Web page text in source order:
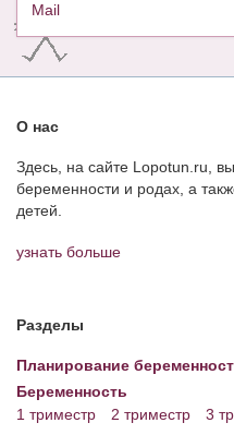
Mail
О нас
Здесь, на сайте Lopotun.ru,
беременности и родах, а
детей.
узнать больше
Разделы
Планирование
Беременность
1 триместр
2 триместр
3